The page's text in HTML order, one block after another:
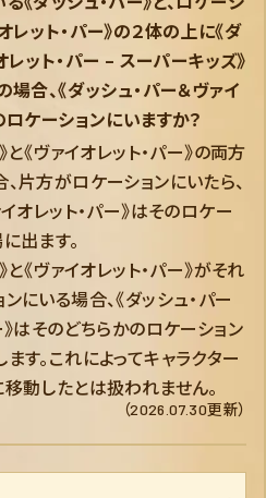
レット・パー》の２体の上に《ダ
レット・パー – スーパーキッズ》
場合、《ダッシュ・パー＆ヴァイ
ロケーションにいますか？
と《ヴァイオレット・パー》の両方
片方がロケーションにいたら、
オレット・パー》はそのロケー
出ます。
と《ヴァイオレット・パー》がそれ
にいる場合、《ダッシュ・パー
》はそのどちらかのロケーション
す。これによってキャラクター
動したとは扱われません。
（2026.07.30更新）